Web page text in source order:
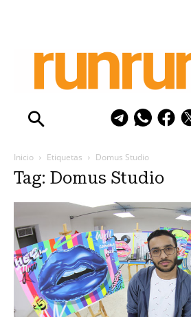
Inicio Etiquetas Domus Studio
Tag: Domus Studio